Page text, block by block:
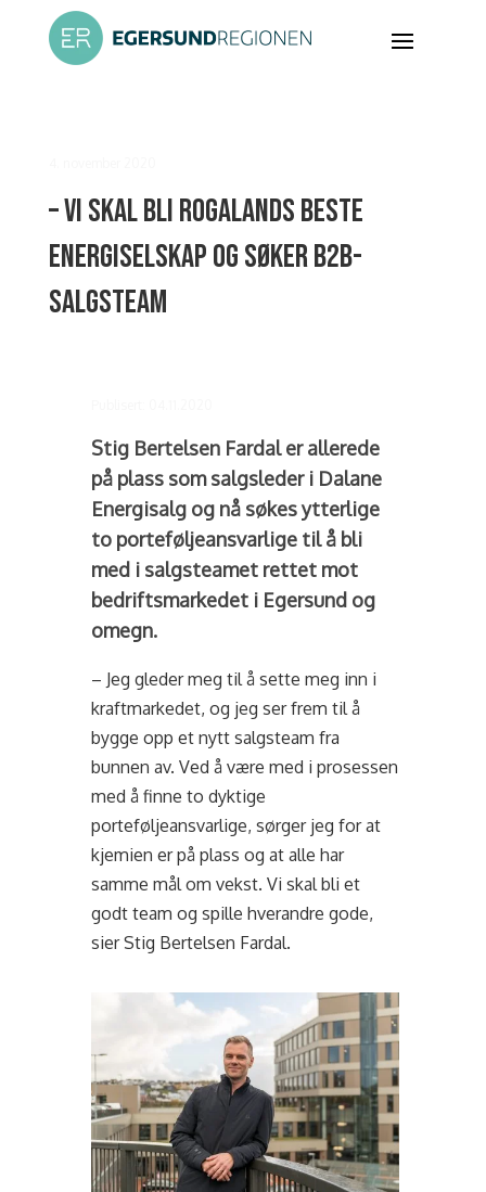
– Vi skal bli Rogalands beste
energiselskap og søker B2B-
salgsteam
Stig Bertelsen Fardal er allerede
på plass som salgsleder i Dalane
Energisalg og nå søkes ytterlige
to porteføljeansvarlige til å bli
med i salgsteamet rettet mot
bedriftsmarkedet i Egersund og
omegn.
– Jeg gleder meg til å sette meg inn i
kraftmarkedet, og jeg ser frem til å
bygge opp et nytt salgsteam fra
bunnen av. Ved å være med i prosessen
med å finne to dyktige
porteføljeansvarlige, sørger jeg for at
kjemien er på plass og at alle har
samme mål om vekst. Vi skal bli et
godt team og spille hverandre gode,
sier Stig Bertelsen Fardal.